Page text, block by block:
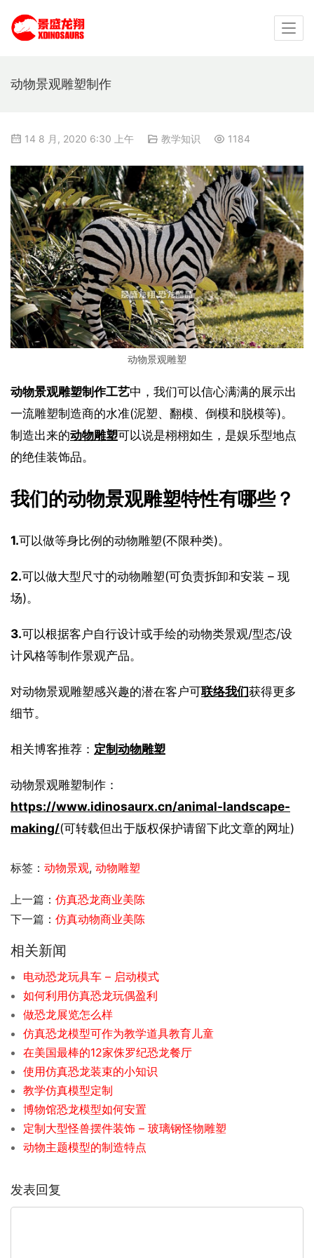
动物景观雕塑制作
14 8 月, 2020 6:30 上午 教学知识 1184
动物景观雕塑
动物景观雕塑制作工艺中，我们可以信心满满的展示出
一流雕塑制造商的水准(泥塑、翻模、倒模和脱模等)。
制造出来的动物雕塑可以说是栩栩如生，是娱乐型地点
的绝佳装饰品。
我们的动物景观雕塑特性有哪些？
1.可以做等身比例的动物雕塑(不限种类)。
2.可以做大型尺寸的动物雕塑(可负责拆卸和安装 – 现
场)。
3.可以根据客户自行设计或手绘的动物类景观/型态/设
计风格等制作景观产品。
对动物景观雕塑感兴趣的潜在客户可联络我们获得更多
细节。
相关博客推荐： 定制动物雕塑
动物景观雕塑制作：
https://www.idinosaurx.cn/animal-landscape-
making/(可转载但出于版权保护请留下此文章的网址)
标签： 动物景观, 动物雕塑
上一篇： 仿真恐龙商业美陈
下一篇： 仿真动物商业美陈
相关新闻
电动恐龙玩具车 – 启动模式
如何利用仿真恐龙玩偶盈利
做恐龙展览怎么样
仿真恐龙模型可作为教学道具教育儿童
在美国最棒的12家侏罗纪恐龙餐厅
使用仿真恐龙装束的小知识
教学仿真模型定制
博物馆恐龙模型如何安置
定制大型怪兽摆件装饰 – 玻璃钢怪物雕塑
动物主题模型的制造特点
发表回复